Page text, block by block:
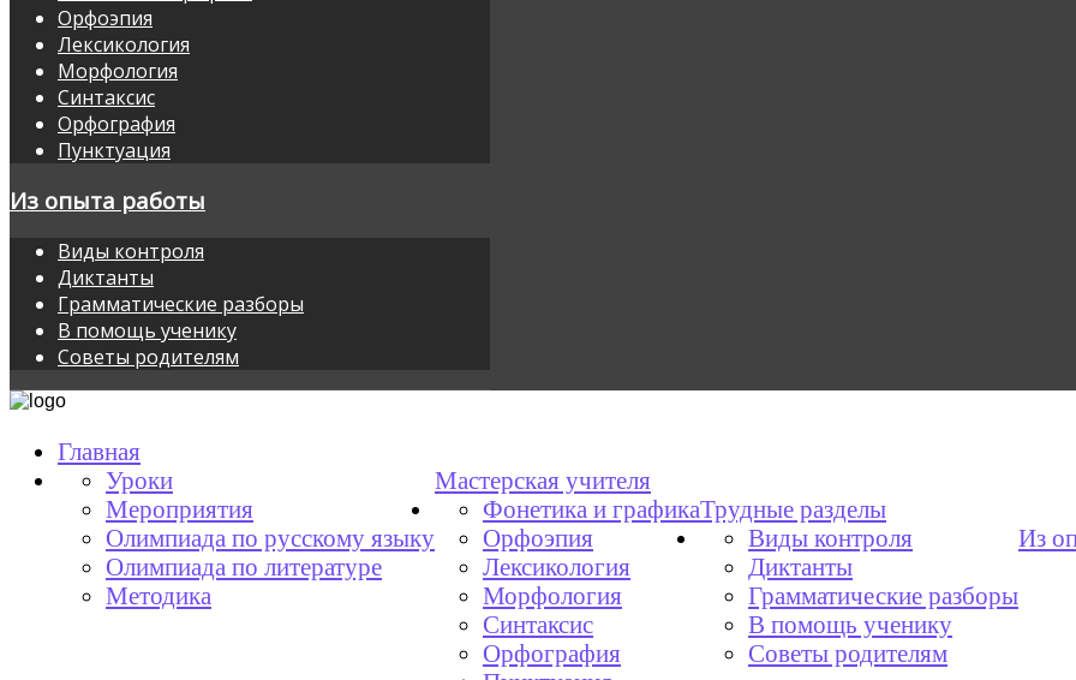
Орфоэпия
Лексикология
Морфология
Синтаксис
Орфография
Пунктуация
Из опыта работы
Виды контроля
Диктанты
Грамматические разборы
В помощь ученику
Советы родителям
Главная
Мастерская учителя
Уроки
Мероприятия
Олимпиада по русскому языку
Олимпиада по литературе
Методика
Трудные разделы
Фонетика и графика
Орфоэпия
Лексикология
Морфология
Синтаксис
Орфография
Из
Виды контроля
Диктанты
Грамматические разборы
В помощь ученику
Советы родителям